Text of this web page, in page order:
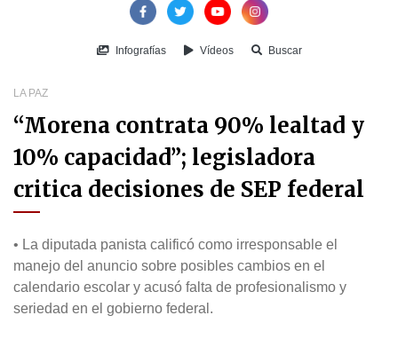
Infografías Vídeos Buscar
LA PAZ
“Morena contrata 90% lealtad y
10% capacidad”; legisladora
critica decisiones de SEP federal
• La diputada panista calificó como irresponsable el
manejo del anuncio sobre posibles cambios en el
calendario escolar y acusó falta de profesionalismo y
seriedad en el gobierno federal.